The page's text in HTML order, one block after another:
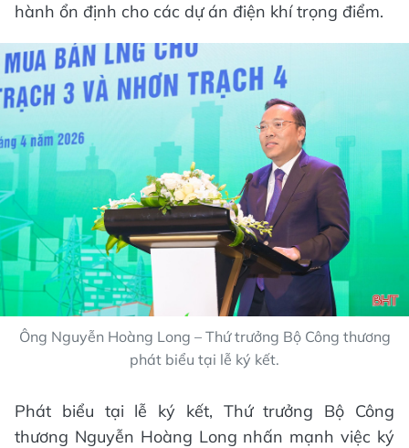
hành ổn định cho các dự án điện khí trọng điểm.
Ông Nguyễn Hoàng Long – Thứ trưởng Bộ Công thương
phát biểu tại lễ ký kết.
Phát biểu tại lễ ký kết, Thứ trưởng Bộ Công
thương Nguyễn Hoàng Long nhấn mạnh việc ký